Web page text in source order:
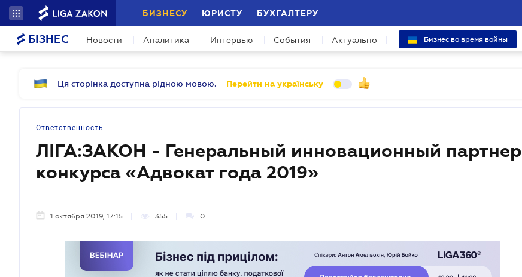
БИЗНЕСУ ЮРИСТУ БУХГАЛТЕРУ
БІЗНЕС Новости Аналитика Интервью События Актуально Бизнес во время войны
Ця сторінка доступна рідною мовою. Перейти на українську
Ответственность
ЛІГА:ЗАКОН - Генеральный инновационный партнер
конкурса «Адвокат года 2019»
1 октября 2019, 17:15 355 0